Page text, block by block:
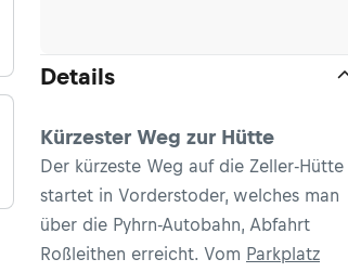
Details
Kürzester Weg zur Hütte
Der kürzeste Weg auf die Zeller-Hütte
startet in Vorderstoder, welches man
über die Pyhrn-Autobahn, Abfahrt
Roßleithen erreicht. Vom Parkplatz